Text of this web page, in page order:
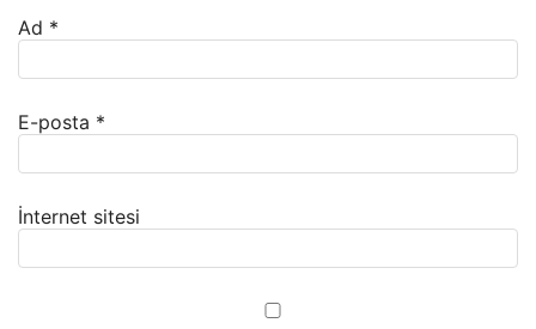
Ad *
E-posta *
İnternet sitesi